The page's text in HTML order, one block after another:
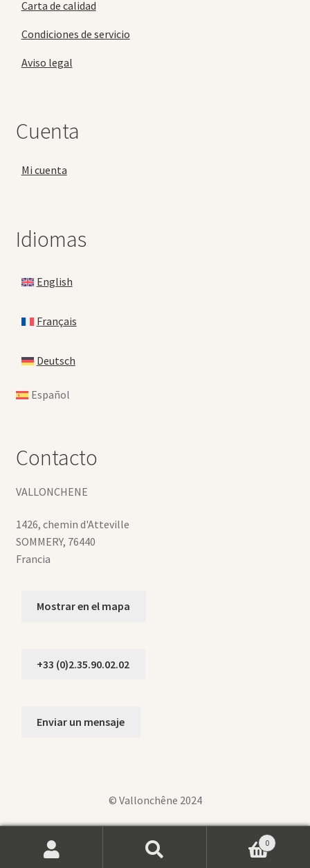
Carta de calidad
Condiciones de servicio
Aviso legal
Cuenta
Mi cuenta
Idiomas
English
Français
Deutsch
Español
Contacto
VALLONCHENE
1426, chemin d'Atteville
SOMMERY, 76440
Francia
Mostrar en el mapa
+33 (0)2.35.90.02.02
Enviar un mensaje
© Vallonchêne 2024
0